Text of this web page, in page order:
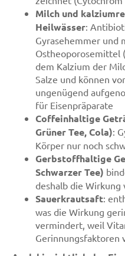
Milch und
Heilwässer:
Gyrasehemmer und
Ostheoporosemittel
dem Kalzium der
Salze und können
ungenügend
für Eisenpräparate
Coffeinhaltige
Grüner Tee, Cola):
Körper nur noch
Gerbstoffhaltige
Schwarzer Tee)
deshalb die Wirkung
Sauerkrautsaft:
was die Wirkung
vermindert, weil
Gerinnungsfaktoren